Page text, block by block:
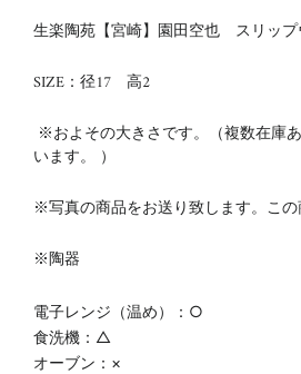
生楽陶苑【宮崎】園田空也 スリッ
SIZE：径17 高2
※およその大きさです。（複数在庫
います。 ）
※写真の商品をお送り致します。この
※陶器
電子レンジ（温め）：○
食洗機：△
オーブン：×